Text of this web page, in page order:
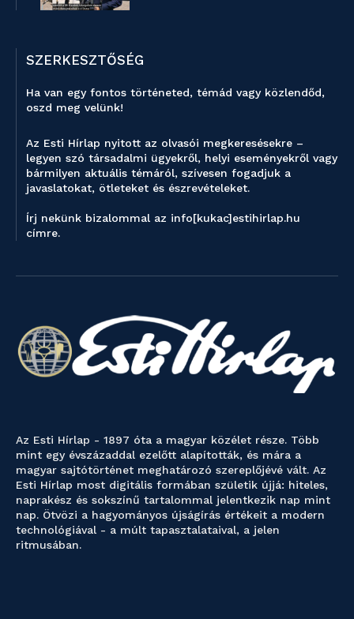
SZERKESZTŐSÉG
Ha van egy fontos történeted, témád vagy közlendőd,
oszd meg velünk!
Az Esti Hírlap nyitott az olvasói megkeresésekre –
legyen szó társadalmi ügyekről, helyi eseményekről vagy
bármilyen aktuális témáról, szívesen fogadjuk a
javaslatokat, ötleteket és észrevételeket.
Írj nekünk bizalommal az info[kukac]estihirlap.hu
címre.
Az Esti Hírlap - 1897 óta a magyar közélet része. Több
mint egy évszázaddal ezelőtt alapították, és mára a
magyar sajtótörténet meghatározó szereplőjévé vált. Az
Esti Hírlap most digitális formában születik újjá: hiteles,
naprakész és sokszínű tartalommal jelentkezik nap mint
nap. Ötvözi a hagyományos újságírás értékeit a modern
technológiával - a múlt tapasztalataival, a jelen
ritmusában.